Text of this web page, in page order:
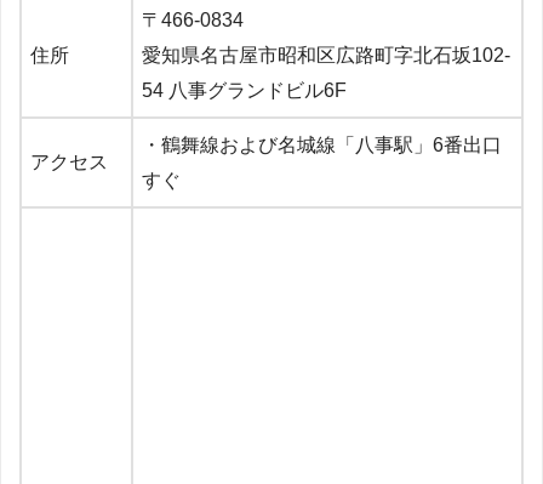
住所
〒466-0834
愛知県名古屋市昭和区広路町字北石坂102-
54 八事グランドビル6F
アクセス
・ 鶴舞線および名城線「八事駅」6番出口
すぐ